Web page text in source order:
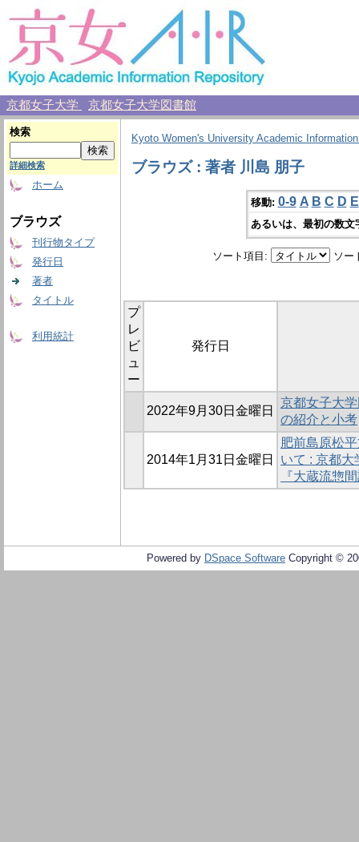
京都女子大学 京都女子大学図書館
検索
詳細検索
ホーム
ブラウズ
刊行物タイプ
発行日
著者
タイトル
利用統計
Kyoto Women's University Academic
ブラウズ : 著者 川島 朋子
移動: 0-9 A B C D E
あるいは、最初の数
ソート項目: ソー
プ
レ
ビ
ュ
ー
発行日
2022年9月30日金曜日
京都女子大
の紹介と小考
2014年1月31日金曜日
肥前島原松
いて : 京都
『大蔵流惣
Powered by DSpace Software Copyright ©